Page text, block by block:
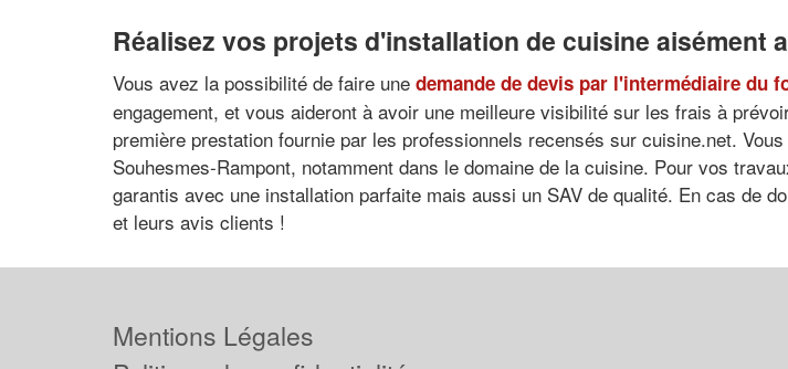
Réalisez vos projets d'installation de cuisine aisément
Vous avez la possibilité de faire une demande de devis par l'intermédiaire du
engagement, et vous aideront à avoir une meilleure visibilité sur les frais à
première prestation fournie par les professionnels recensés sur cuisine.net.
Souhesmes-Rampont, notamment dans le domaine de la cuisine. Pour vos
garantis avec une installation parfaite mais aussi un SAV de qualité. En cas de
et leurs avis clients !
Mentions Légales